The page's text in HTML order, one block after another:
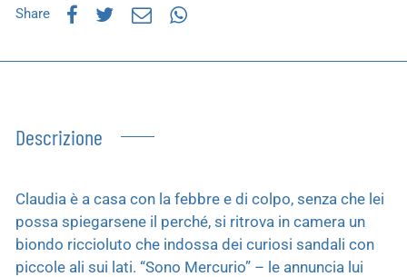
Share
Descrizione
Claudia è a casa con la febbre e di colpo, senza che lei
possa spiegarsene il perché, si ritrova in camera un
biondo riccioluto che indossa dei curiosi sandali con
piccole ali sui lati. “Sono Mercurio” – le annuncia lui